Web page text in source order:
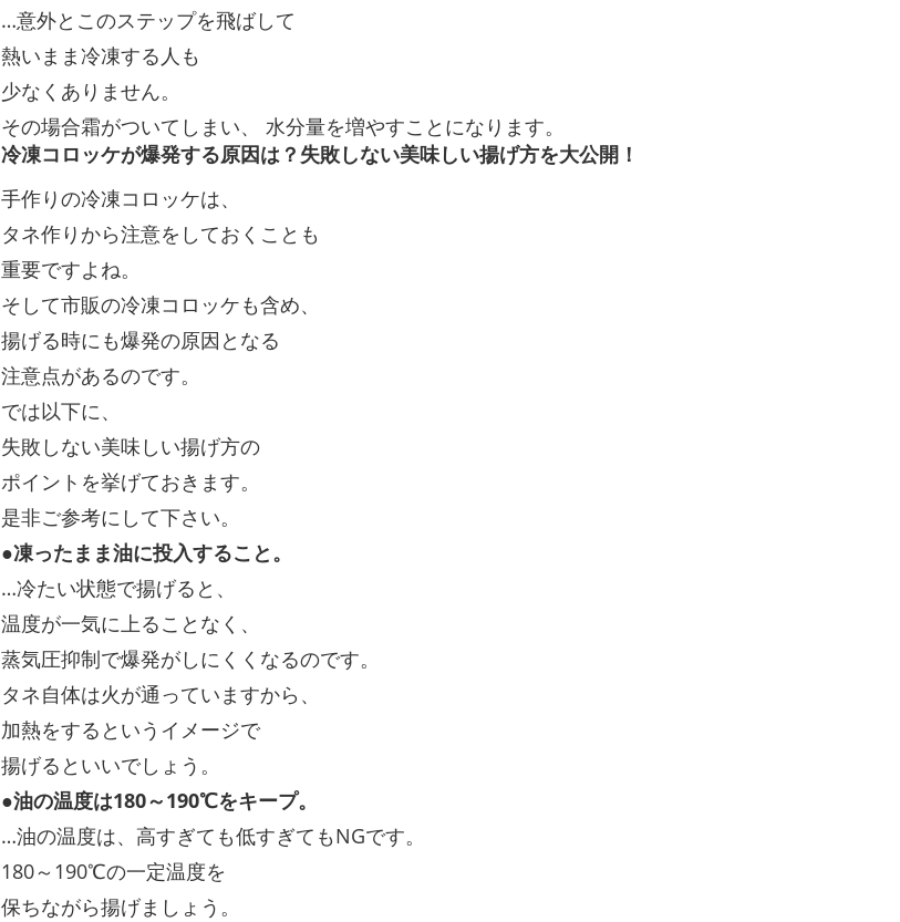
…意外とこのステップを飛ばして
熱いまま冷凍する人も
少なくありません。
その場合霜がついてしまい、 水分量を増やすことになります。
冷凍コロッケが爆発する原因は？失敗しない美味しい揚げ方を大公開！
手作りの冷凍コロッケは、
タネ作りから注意をしておくことも
重要ですよね。
そして市販の冷凍コロッケも含め、
揚げる時にも爆発の原因となる
注意点があるのです。
では以下に、
失敗しない美味しい揚げ方の
ポイントを挙げておきます。
是非ご参考にして下さい。
●凍ったまま油に投入すること。
…冷たい状態で揚げると、
温度が一気に上ることなく、
蒸気圧抑制で爆発がしにくくなるのです。
タネ自体は火が通っていますから、
加熱をするというイメージで
揚げるといいでしょう。
●油の温度は180～190℃をキープ。
…油の温度は、高すぎても低すぎてもNGです。
180～190℃の一定温度を
保ちながら揚げましょう。